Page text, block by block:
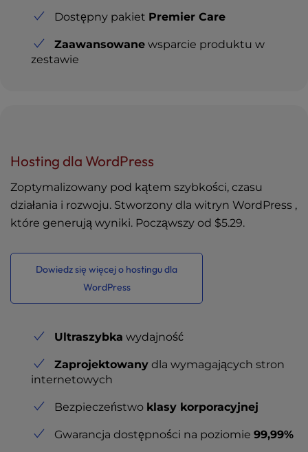
Dostępny pakiet Premier Care
Zaawansowane wsparcie produktu w
zestawie
Hosting dla WordPress
Zoptymalizowany pod kątem szybkości, czasu
działania i rozwoju. Stworzony dla witryn WordPress ,
które generują wyniki. Począwszy od $5.29.
Dowiedz się więcej o hostingu dla
WordPress
Ultraszybka wydajność
Zaprojektowany dla wymagających stron
internetowych
Bezpieczeństwo klasy korporacyjnej
Gwarancja dostępności na poziomie 99,99%